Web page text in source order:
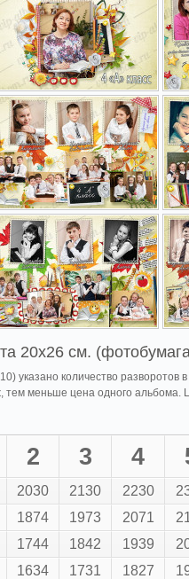
20x26 см.
указано количество разворотов
меньше цена одного альбома.
2 3 4
2030 2130 2230
1874 1973 2071
1744 1842 1939
1634 1731 1827